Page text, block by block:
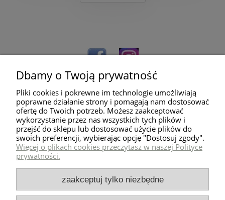
Pomoc
Moje konto
Dbamy o Twoją prywatność
Pliki cookies i pokrewne im technologie umożliwiają
poprawne działanie strony i pomagają nam dostosować
ofertę do Twoich potrzeb. Możesz zaakceptować
wykorzystanie przez nas wszystkich tych plików i
przejść do sklepu lub dostosować użycie plików do
swoich preferencji, wybierając opcję "Dostosuj zgody".
Więcej o plikach cookies przeczytasz w naszej Polityce
prywatności.
zaakceptuj tylko niezbędne